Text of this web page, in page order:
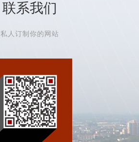
联系我们
私人订制你的网站